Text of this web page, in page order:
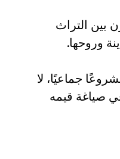
بين التراث
وروحها.
جماعيًا، لا
صياغة قيمه